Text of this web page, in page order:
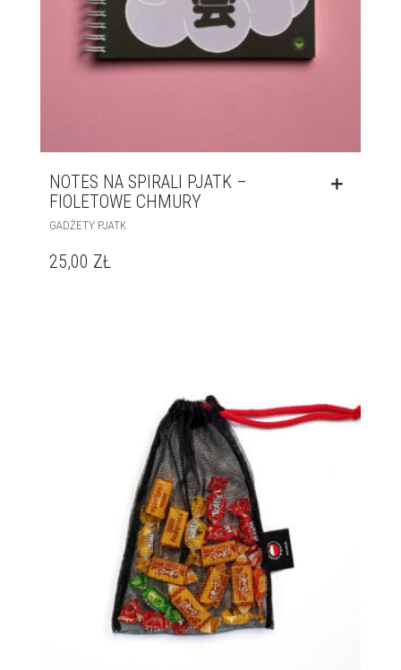
NOTES NA SPIRALI PJATK –
FIOLETOWE CHMURY
GADŻETY PJATK
25,00 ZŁ